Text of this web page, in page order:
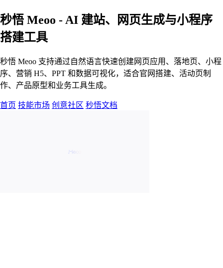
秒悟 Meoo - AI 建站、网页生成与小程序
搭建工具
秒悟 Meoo 支持通过自然语言快速创建网页应用、落地页、小程
序、营销 H5、PPT 和数据可视化，适合官网搭建、活动页制
作、产品原型和业务工具生成。
首页 技能市场 创意社区 秒悟文档